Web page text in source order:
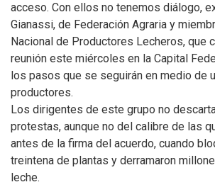
acceso. Con ellos no tenemos diálogo,
Gianassi, de Federación Agraria y
Nacional de Productores Lecheros, que
reunión este miércoles en la Capital
los pasos que se seguirán en medio de
productores.
Los dirigentes de este grupo no
protestas, aunque no del calibre de las
antes de la firma del acuerdo, cuando
treintena de plantas y derramaron
leche.